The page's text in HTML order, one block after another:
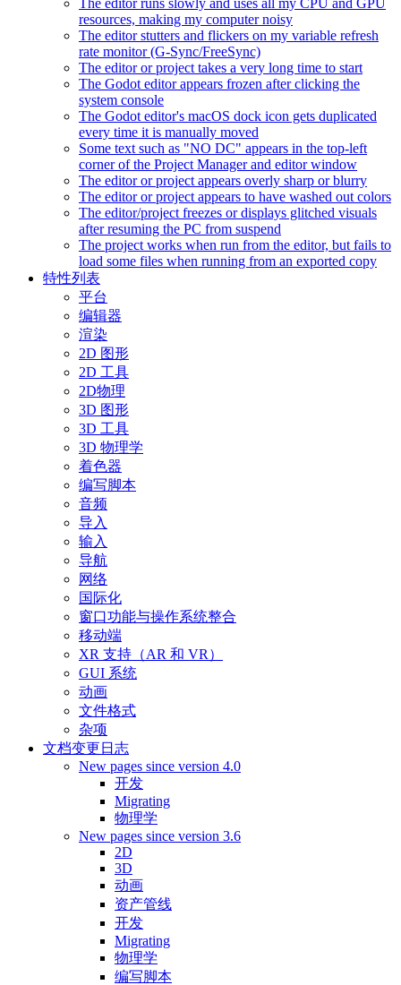
The editor runs slowly and uses all my CPU and GPU
resources, making my computer noisy
The editor stutters and flickers on my variable refresh
rate monitor (G-Sync/FreeSync)
The editor or project takes a very long time to start
The Godot editor appears frozen after clicking the
system console
The Godot editor's macOS dock icon gets duplicated
every time it is manually moved
Some text such as "NO DC" appears in the top-left
corner of the Project Manager and editor window
The editor or project appears overly sharp or blurry
The editor or project appears to have washed out colors
The editor/project freezes or displays glitched visuals
after resuming the PC from suspend
The project works when run from the editor, but fails to
load some files when running from an exported copy
特性列表
平台
编辑器
渲染
2D 图形
2D 工具
2D物理
3D 图形
3D 工具
3D 物理学
着色器
编写脚本
音频
导入
输入
导航
网络
国际化
窗口功能与操作系统整合
移动端
XR 支持（AR 和 VR）
GUI 系统
动画
文件格式
杂项
文档变更日志
New pages since version 4.0
开发
Migrating
物理学
New pages since version 3.6
2D
3D
动画
资产管线
开发
Migrating
物理学
编写脚本